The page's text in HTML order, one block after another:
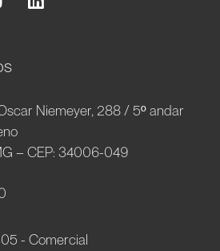
Niemeyer, 288 / 5º andar
– CEP: 34006-049
- Comercial